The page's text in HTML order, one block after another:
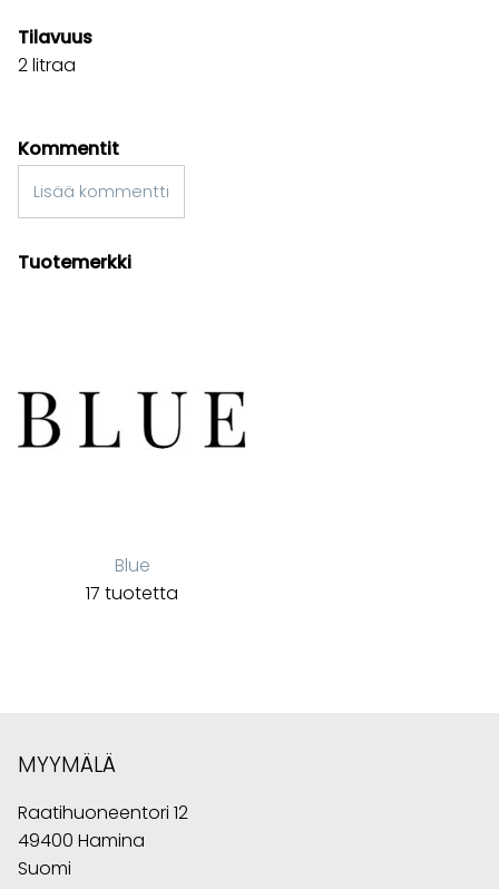
Tilavuus
2 litraa
Kommentit
Lisää kommentti
Tuotemerkki
Blue
17 tuotetta
MYYMÄLÄ
Raatihuoneentori 12
49400 Hamina
Suomi